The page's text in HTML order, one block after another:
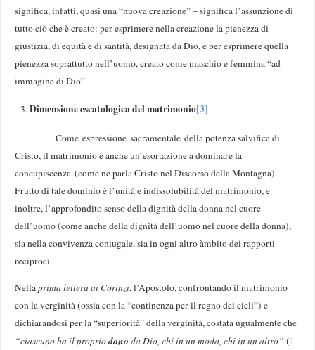
significa, infatti, quasi una “nuova creazione” – significa l’assunzione di
tutto ciò che è creato: per esprimere nella creazione la pienezza di
giustizia, di equità e di santità, designata da Dio, e per esprimere quella
pienezza soprattutto nell’uomo, creato come maschio e femmina “ad
immagine di Dio”.
Dimensione escatologica del matrimonio[3]
Come espressione sacramentale della potenza salvifica di
Cristo, il matrimonio è anche un’esortazione a dominare la
concupiscenza (come ne parla Cristo nel Discorso della Montagna).
Frutto di tale dominio è l’unità e indissolubilità del matrimonio, e
inoltre, l’approfondito senso della dignità della donna nel cuore
dell’uomo (come anche della dignità dell’uomo nel cuore della donna),
sia nella convivenza coniugale, sia in ogni altro àmbito dei rapporti
reciproci.
Nellaprima lettera ai Corinzi, l’Apostolo, confrontando il matrimonio
con la verginità (ossia con la “continenza per il regno dei cieli”) e
dichiarandosi per la “superiorità” della verginità, costata ugualmente che
“ciascuno ha il propriodono da Dio, chi in un modo, chi in un altro” (1